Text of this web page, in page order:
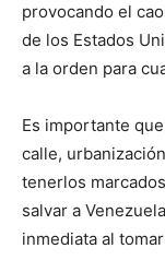
provocando el
de los Estados
a la orden para
Es importante
calle,
tenerlos
salvar a
inmediata al